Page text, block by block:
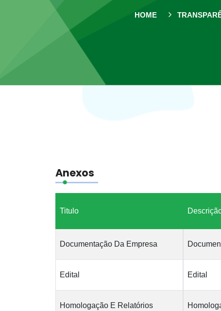
HOME
Anexos
Titulo
Documentação Da Empresa
Edital Edital
Homologação E Relatórios